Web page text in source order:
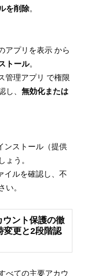
を削除。
アプリを表示 から
トール。
管理アプリ で権限
し、 無効化または
ンストール（提供
ょう。
イルを確認し、不
い。
ント保護の徹
変更と2段階認
べての主要アカウ